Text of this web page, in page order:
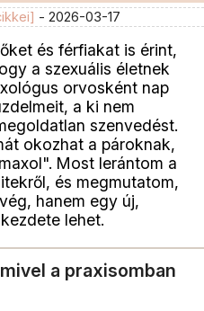
- 2026-03-17
és férfiakat is érint,
a szexuális életnek
orvosként nap
a ki nem
szenvedést.
okozhat a pároknak,
Most lerántom a
és megmutatom,
hanem egy új,
lehet.
a praxisomban